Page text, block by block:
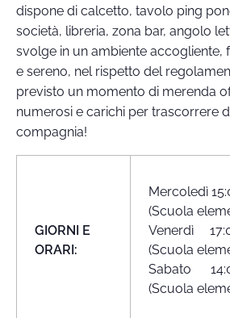
dispone di calcetto, tavolo ping
società, libreria, zona bar, angolo
svolge in un ambiente accogliente,
e sereno, nel rispetto del
previsto un momento di merenda
numerosi e carichi per trascorrere
compagnia!
GIORNI E
ORARI:
Mercoledì
(Scuola
Venerdì
(Scuola
Sabato
(Scuola